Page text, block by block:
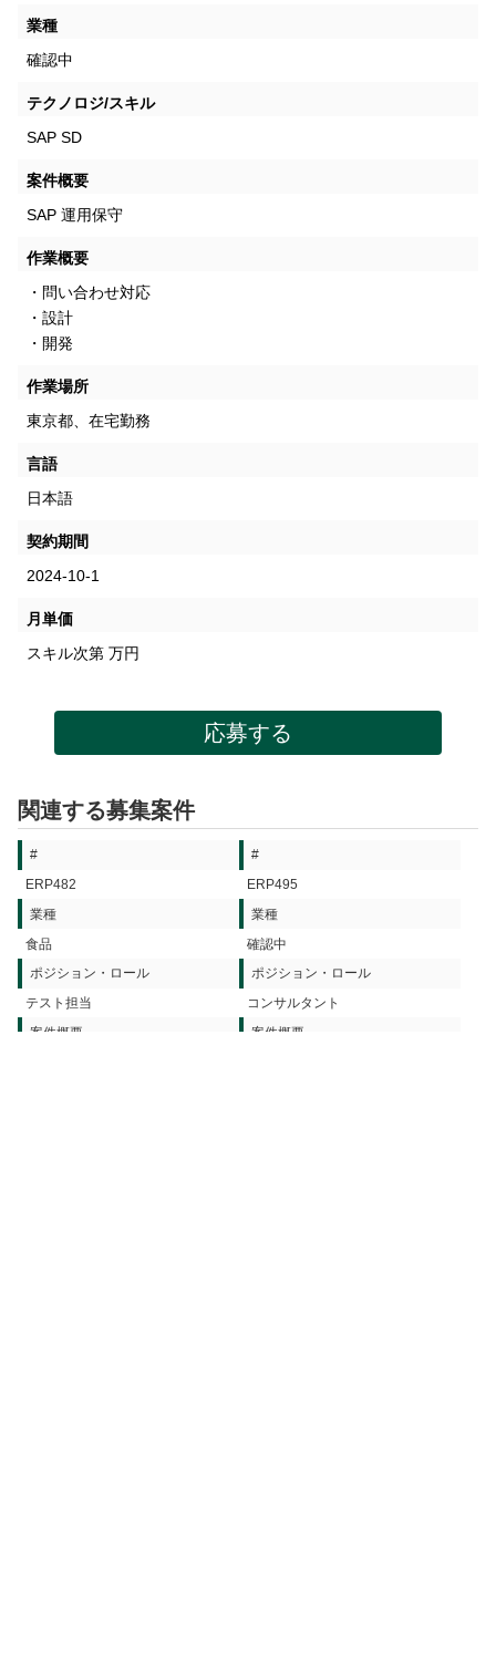
業種
確認中
テクノロジ/スキル
SAP SD
案件概要
SAP 運用保守
作業概要
・問い合わせ対応
・設計
・開発
作業場所
東京都、在宅勤務
言語
日本語
契約期間
2024-10-1
月単価
スキル次第 万円
応募する
関連する募集案件
#
ERP482
業種
食品
ポジション・ロール
テスト担当
案件概要
#
ERP495
業種
確認中
ポジション・ロール
コンサルタント
案件概要